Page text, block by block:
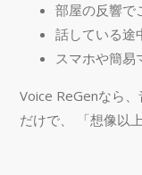
部屋の反響で
話している途
スマホや簡易
Voice ReGenなら
だけで、 「想像以